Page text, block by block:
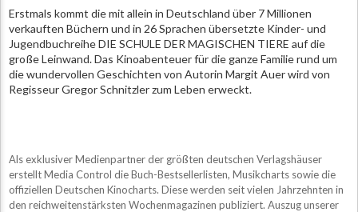
Erstmals kommt die mit allein in Deutschland über 7 Millionen
verkauften Büchern und in 26 Sprachen übersetzte Kinder- und
Jugendbuchreihe DIE SCHULE DER MAGISCHEN TIERE auf die
große Leinwand. Das Kinoabenteuer für die ganze Familie rund um
die wundervollen Geschichten von Autorin Margit Auer wird von
Regisseur Gregor Schnitzler zum Leben erweckt.
Als exklusiver Medienpartner der größten deutschen Verlagshäuser
erstellt Media Control die Buch-Bestsellerlisten, Musikcharts sowie die
offiziellen Deutschen Kinocharts. Diese werden seit vielen Jahrzehnten in
den reichweitenstärksten Wochenmagazinen publiziert. Auszug unserer